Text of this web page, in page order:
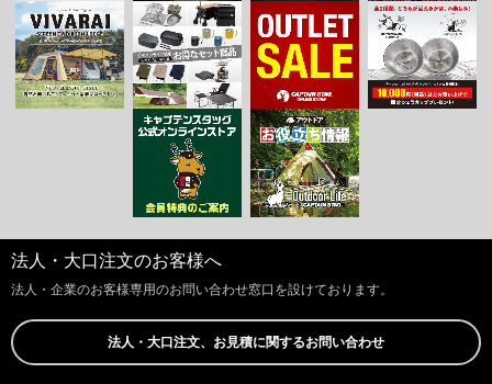
法人・大口注文のお客様へ
法人・企業のお客様専用のお問い合わせ窓口を設けております。
法人・大口注文、お見積に関するお問い合わせ